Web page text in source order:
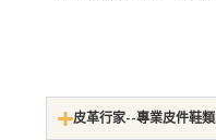
皮革行家--專業皮件鞋